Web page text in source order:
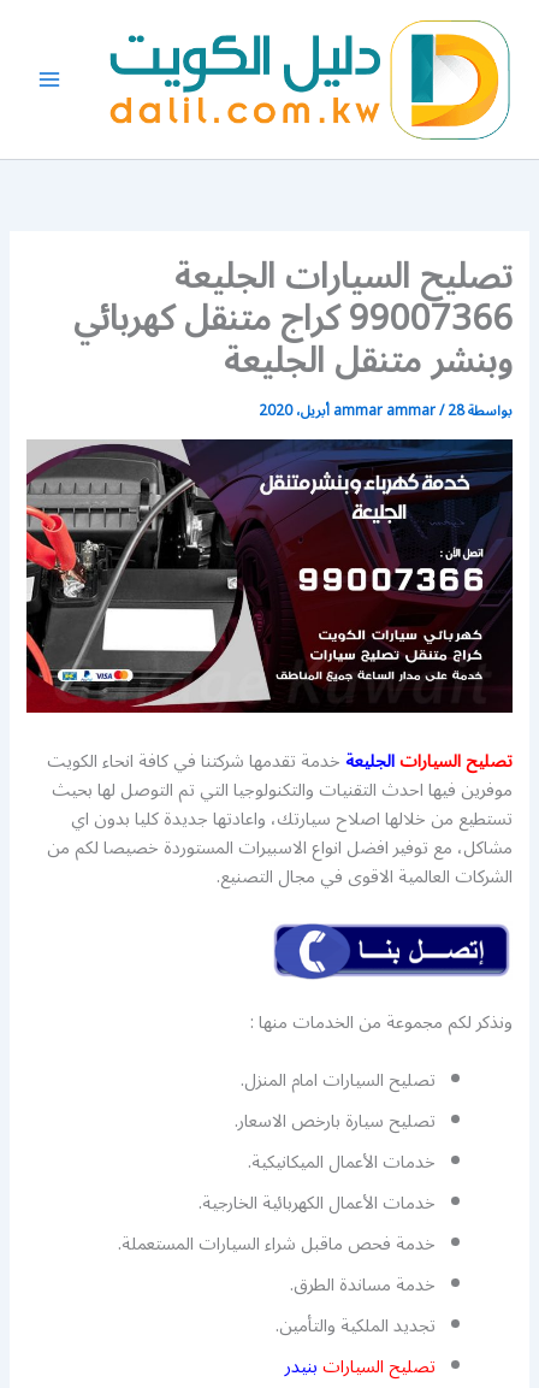
المحتوى
تصليح السيارات الجليعة
99007366 كراج متنقل كهربائي
وبنشر متنقل الجليعة
بواسطة ammar ammar/28 أبريل، 2020
تصليح السياراتالجليعةخدمة تقدمها شركتنا في كافة انحاء الكويت
موفرين فيها احدث التقنيات والتكنولوجيا التي تم التوصل لها بحيث
تستطيع من خلالها اصلاح سيارتك، واعادتها جديدة كليا بدون اي
مشاكل، مع توفير افضل انواع الاسبيرات المستوردة خصيصا لكم من
الشركات العالمية الاقوى في مجال التصنيع.
ونذكر لكم مجموعة من الخدمات منها :
تصليح السيارات امام المنزل.
تصليح سيارة بارخص الاسعار.
خدمات الأعمال الميكانيكية.
خدمات الأعمال الكهربائية الخارجية.
خدمة فحص ماقبل شراء السيارات المستعملة.
خدمة مساندة الطرق.
تجديد الملكية والتأمين.
تصليح السياراتبنيدر